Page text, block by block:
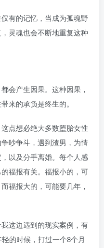
有的记忆，当成为孤魂野
灵魂也会不断地重复这种
会产生因果。这种因果，
来的承负是终生的。
点想必绝大多数堕胎女性
吵争斗，遇到渣男，为情
以及分手离婚。每个人感
福报有关。福报小的，可
福报大的，可能要几年，
这边遇到的现实案例，有
的时候，打过一个8个月